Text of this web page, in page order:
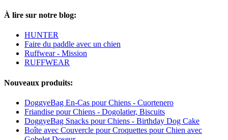
À lire sur notre blog:
HUNTER
Faire du paddle avec un chien
Ruffwear - Mission
RUFFWEAR
Nouveaux produits:
DoggyeBag En-Cas pour Chiens - Cuortenero
Friandise pour Chiens - Dogolatier, Biscuits
DoggyeBag Snacks pour Chiens - Birthday Dog Cake
Boîte avec Couvercle pour Croquettes pour Chien avec